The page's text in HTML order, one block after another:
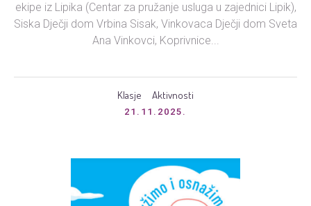
ekipe iz Lipika (Centar za pružanje usluga u zajednici Lipik),
Siska Dječji dom Vrbina Sisak, Vinkovaca Dječji dom Sveta
Ana Vinkovci, Koprivnice...
Klasje Aktivnosti
21.11.2025.